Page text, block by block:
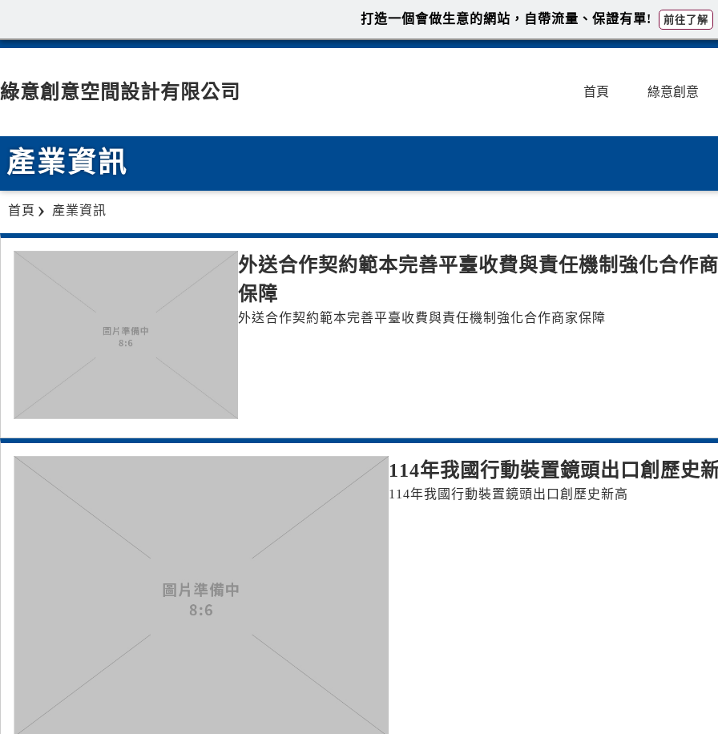
綠意創意空間設計有限公司 首頁 綠意創意
產業資訊
首頁 產業資訊
外送合作契約範本完善平臺收費與責任機制強化合作
保障
外送合作契約範本完善平臺收費與責任機制強化合作商家保障
114年我國行動裝置鏡頭出口創歷史
114年我國行動裝置鏡頭出口創歷史新高
打造一個會做生意的網站，自帶流量、保證有單! 前往了解